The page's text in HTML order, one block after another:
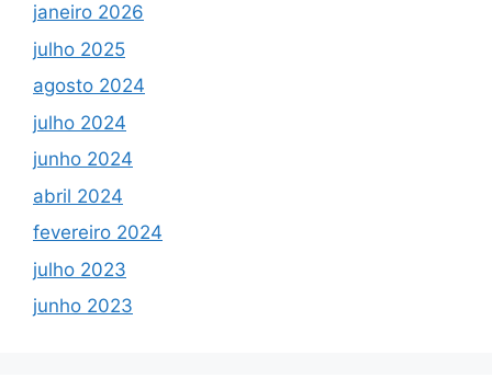
janeiro 2026
julho 2025
agosto 2024
julho 2024
junho 2024
abril 2024
fevereiro 2024
julho 2023
junho 2023